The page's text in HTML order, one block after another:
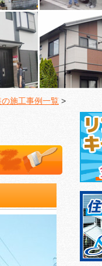
施工事例一覧 >